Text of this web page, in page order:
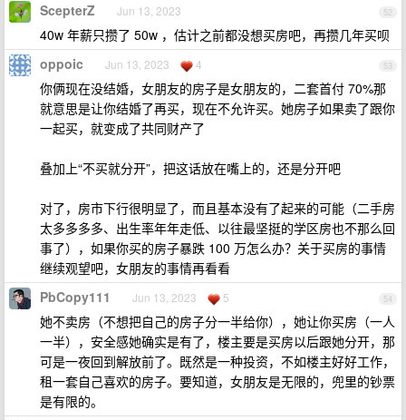
52
ScepterZ Jun 13, 2023
40w 年薪只攒了 50w ，估计之前都没想买房吧，再攒几年买呗
53
oppoic Jun 13, 2023 4
你俩现在没结婚，女朋友的房子是女朋友的，二套首付 70%那
就意思是让你结婚了再买，现在不允许买。她房子如果卖了跟你
一起买，就变成了共同财产了
叠加上“不买就分开”，把这话放在嘴上的，还是分开吧
对了，房市下行很明显了，而且基本没有了起来的可能（二手房
太多多多多、出生率年年走低、以往最坚挺的学区房也不那么回
事了），如果你买的房子暴跌 100 万怎么办？关于买房的事情
继续观望吧，女朋友的事情再看看
54
PbCopy111 Jun 13, 2023 5
她不卖房（不想把自己的房子分一半给你），她让你买房（一人
一半），安全感她确实是有了，楼主要是买房以后跟她分开，那
可是一夜回到解放前了。既然是一种投资，不如楼主好好工作，
租一套自己喜欢的房子。要知道，女朋友是无限的，兜里的钞票
是有限的。